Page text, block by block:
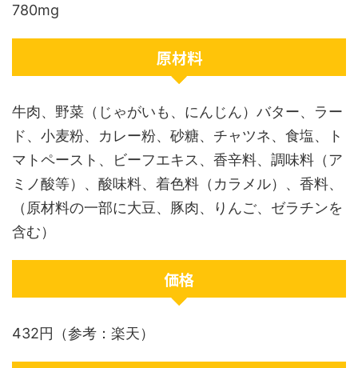
780mg
原材料
牛肉、野菜（じゃがいも、にんじん）バター、ラー
ド、小麦粉、カレー粉、砂糖、チャツネ、食塩、ト
マトペースト、ビーフエキス、香辛料、調味料（ア
ミノ酸等）、酸味料、着色料（カラメル）、香料、
（原材料の一部に大豆、豚肉、りんご、ゼラチンを
含む）
価格
432円（参考：楽天）